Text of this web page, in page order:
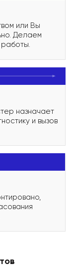
или Вы
Делаем
работы.
назначает
и вызов